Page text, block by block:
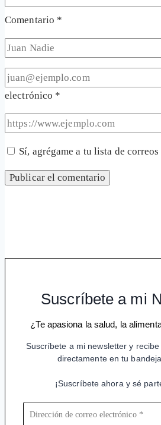
Comentario *
electrónico *
Sí, agrégame a tu lista de correos
Suscríbete a mi
¿Te apasiona la salud, la
Suscríbete a mi newsletter y
directamente en tu
¡Suscríbete ahora y sé